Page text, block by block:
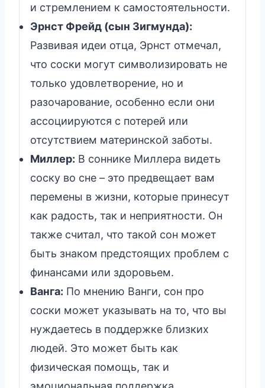
и стремлением к самостоятельности.
Эрнст Фрейд (сын Зигмунда):
Развивая идеи отца, Эрнст отмечал,
что соски могут символизировать не
только удовлетворение, но и
разочарование, особенно если они
ассоциируются с потерей или
отсутствием материнской заботы.
Миллер: В соннике Миллера видеть
соску во сне – это предвещает вам
перемены в жизни, которые принесут
как радость, так и неприятности. Он
также считал, что такой сон может
быть знаком предстоящих проблем с
финансами или здоровьем.
Ванга: По мнению Ванги, сон про
соски может указывать на то, что вы
нуждаетесь в поддержке близких
людей. Это может быть как
физическая помощь, так и